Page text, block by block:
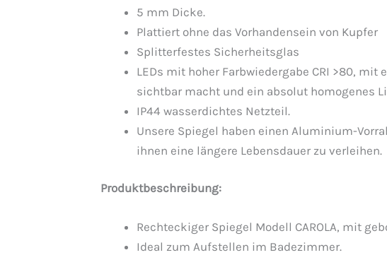
5 mm Dicke.
Plattiert ohne das Vorhandensein von Kupfer
Splitterfestes Sicherheitsglas
LEDs mit hoher Farbwiedergabe CRI >80,
sichtbar macht und ein absolut homogenes
IP44 wasserdichtes Netzteil.
Unsere Spiegel haben einen Aluminium-
ihnen eine längere Lebensdauer zu verleihen.
Produktbeschreibung:
Rechteckiger Spiegel Modell CAROLA, mit
Ideal zum Aufstellen im Badezimmer.